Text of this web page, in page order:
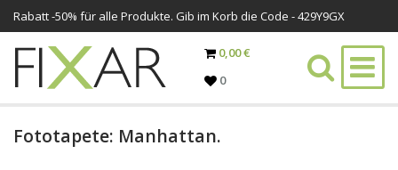
Rabatt -50% für alle Produkte. Gib im Korb die Code - 429Y9GX
0,00 €
0
Fototapete: Manhattan.